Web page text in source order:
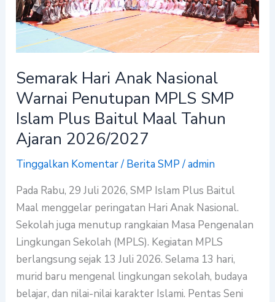
Semarak Hari Anak Nasional
Warnai Penutupan MPLS SMP
Islam Plus Baitul Maal Tahun
Ajaran 2026/2027
Tinggalkan Komentar/ Berita SMP/admin
Pada Rabu, 29 Juli 2026, SMP Islam Plus Baitul
Maal menggelar peringatan Hari Anak Nasional.
Sekolah juga menutup rangkaian Masa Pengenalan
Lingkungan Sekolah (MPLS). Kegiatan MPLS
berlangsung sejak 13 Juli 2026. Selama 13 hari,
murid baru mengenal lingkungan sekolah, budaya
belajar, dan nilai-nilai karakter Islami. Pentas Seni
Penutupan
MPLS
SMP
Plus
Baitul
Maal
Tahun
Ajaran
2026/2027